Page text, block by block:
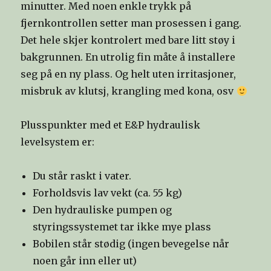
minutter. Med noen enkle trykk på
fjernkontrollen setter man prosessen i gang.
Det hele skjer kontrolert med bare litt støy i
bakgrunnen. En utrolig fin måte å installere
seg på en ny plass. Og helt uten irritasjoner,
misbruk av klutsj, krangling med kona, osv
Plusspunkter med et E&P hydraulisk
levelsystem er:
Du står raskt i vater.
Forholdsvis lav vekt (ca. 55 kg)
Den hydrauliske pumpen og
styringssystemet tar ikke mye plass
Bobilen står stødig (ingen bevegelse når
noen går inn eller ut)